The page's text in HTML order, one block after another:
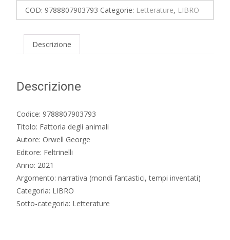
quantità
COD: 9788807903793 Categorie: Letterature, LIBRO
Descrizione
Descrizione
Codice: 9788807903793
Titolo: Fattoria degli animali
Autore: Orwell George
Editore: Feltrinelli
Anno: 2021
Argomento: narrativa (mondi fantastici, tempi inventati)
Categoria: LIBRO
Sotto-categoria: Letterature